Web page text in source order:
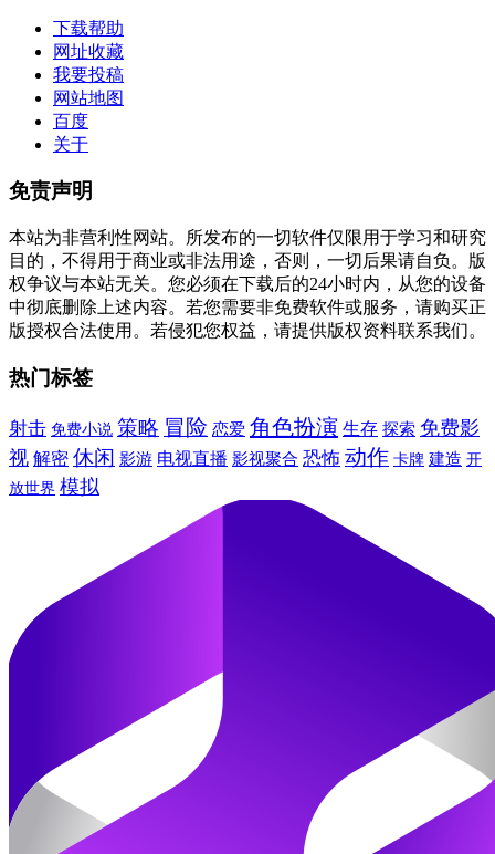
下载帮助
网址收藏
我要投稿
网站地图
百度
关于
免责声明
本站为非营利性网站。所发布的一切软件仅限用于学习和研究
目的，不得用于商业或非法用途，否则，一切后果请自负。版
权争议与本站无关。您必须在下载后的24小时内，从您的设备
中彻底删除上述内容。若您需要非免费软件或服务，请购买正
版授权合法使用。若侵犯您权益，请提供版权资料联系我们。
热门标签
射击 免费小说 策略 冒险 恋爱 角色扮演 生存 探索 免费影
视 解密 休闲 影游 电视直播 影视聚合 恐怖 动作 卡牌 建造 开
放世界 模拟